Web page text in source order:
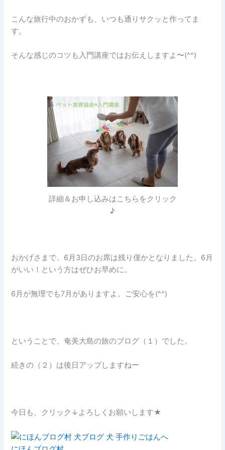
こんな旅行中のおかずも、いつも通りサクッと作ってま
す。
そんな感じのコツも入門講座ではお伝えしますよ〜(^^)
詳細＆お申し込みはこちらをクリック
♪
おかげさまで、6月3日のお席は残り僅かとなりました。6月
がいい！という方はぜひお早めに。
6月が無理でも7月がありますよ。ご安心を(^^)
ということで、奄美大島の旅のブログ（１）でした。
続きの（２）は後日アップしますねー
今日も、クリック↓よろしくお願いします★